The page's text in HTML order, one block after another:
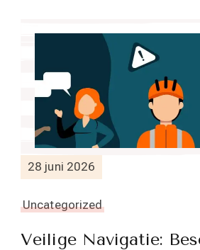
28 juni 2026
Uncategorized
Veilige Navigatie: